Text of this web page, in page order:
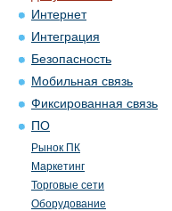
Интернет
Интеграция
Безопасность
Мобильная связь
Фиксированная связь
ПО
Рынок ПК
Маркетинг
Торговые сети
Оборудование